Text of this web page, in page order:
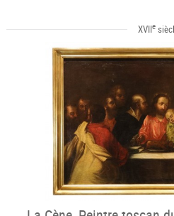
XVIIe